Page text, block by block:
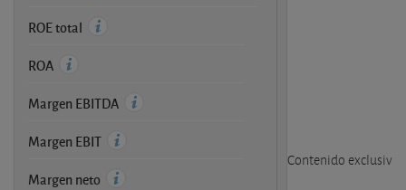
Contenido exclusivo
ROE total
ROA
Margen EBITDA
Margen EBIT
Margen neto